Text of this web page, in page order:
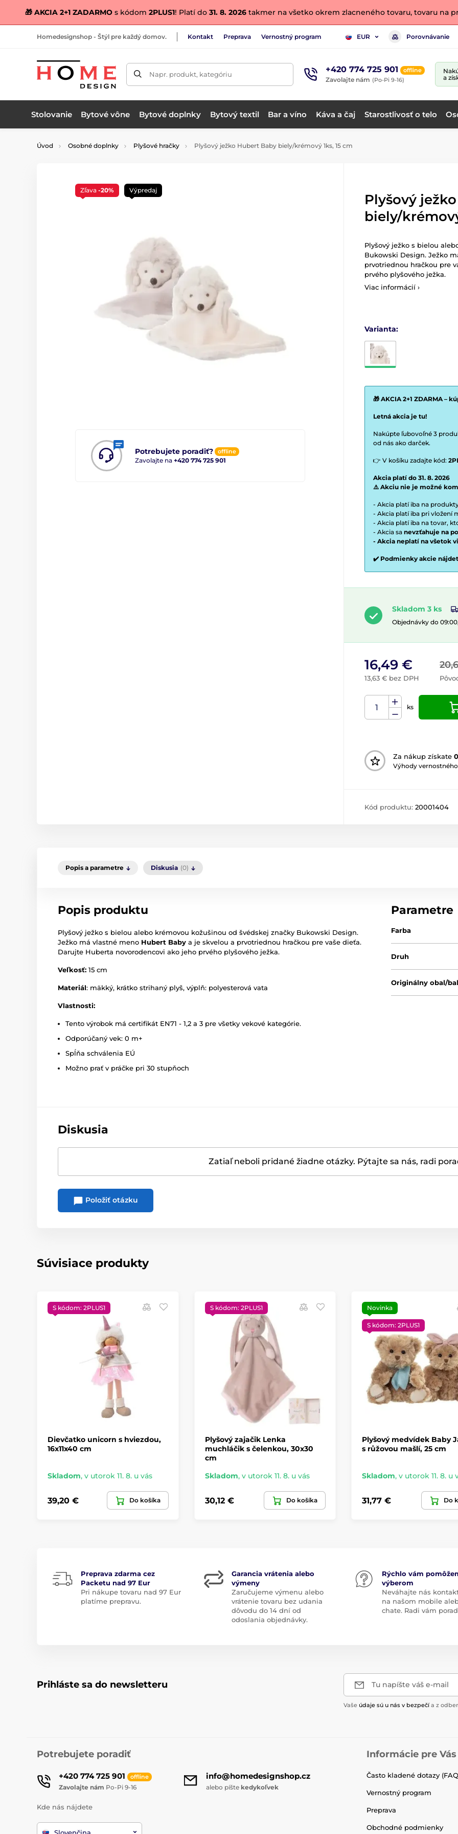
🎁 AKCIA 2+1 ZADARMO s kódom 2PLUS1! Platí do 31. 8. 2026 takmer na všetko okrem zlacneného tovaru, tovaru na
Homedesignshop - Štýl pre každý domov. Kontakt Preprava Vernostný program EUR Porovnávanie
Napr. produkt, kategóriu +420 774 725 901 offline
Zavolajte nám (Po-Pi 9-16)
a
Stolovanie Bytové vône Bytové doplnky Bytový textil Bar a víno Káva a čaj Starostlivosť o telo
Úvod Osobné doplnky Plyšové hračky Plyšový ježko Hubert Baby biely/krémový 1ks, 15 cm
Potrebujete poradiť? offline
Zavolajte na +420 774 725 901
Zľava -20% Výpredaj
Plyšový
biely/
Plyšový ježko s bielou
Bukowski Design. Ježko
prvotriednou hračkou pre
prvého plyšového ježka.
Viac informácií ›
Varianta:
🎁 AKCIA 2+1 ZDARMA –
Letná akcia je tu!
Nakúpte ľubovoľné 3
od nás ako darček.
👉 V košíku zadajte kód:
Akcia platí do 31. 8. 2026
⚠️ Akciu nie je možné
- Akcia platí iba na
- Akcia platí iba pri vložení
- Akcia platí iba na tovar,
- Akcia sa nevzťahuje na
- Akcia neplatí na všetok
✔️ Podmienky akcie
Skladom 3 ks
Objednávky do
16,49 €
13,63 € bez DPH
ks
Za nákup získate
Výhody
Kód produktu: 20001404
Popis a parametre Diskusia (0)
Popis produktu
Plyšový ježko s bielou alebo krémovou kožušinou od švédskej značky Bukowski Design.
Ježko má vlastné meno Hubert Baby a je skvelou a prvotriednou hračkou pre vaše dieťa.
Darujte Huberta novorodencovi ako jeho prvého plyšového ježka.
Veľkosť: 15 cm
Materiál: mäkký, krátko strihaný plyš, výplň: polyesterová vata
Vlastnosti:
Tento výrobok má certifikát EN71 - 1,2 a 3 pre všetky vekové kategórie.
Odporúčaný vek: 0 m+
Spĺňa schválenia EÚ
Možno prať v práčke pri 30 stupňoch
Parametre
Farba
Druh
Originálny obal/
Diskusia
Zatiaľ neboli pridané žiadne otázky. Pýtajte sa nás, radi
Položiť otázku
Súvisiace produkty
S kódom: 2PLUS1
Dievčatko unicorn s hviezdou,
16x11x40 cm
Skladom, v utorok 11. 8. u vás
39,20 € Do košíka
S kódom: 2PLUS1
Plyšový zajačik Lenka
muchláčik s čelenkou, 30x30
cm
Skladom, v utorok 11. 8. u vás
30,12 € Do košíka
Novinka
S kódom: 2PLUS1
Plyšový medvídek Baby
s růžovou mašlí, 25 cm
Skladom, v utorok 11. 8. u
31,77 € Do
Preprava zdarma cez
Packetu nad 97 Eur
Pri nákupe tovaru nad 97 Eur
platíme prepravu.
Garancia vrátenia alebo
výmeny
Zaručujeme výmenu alebo
vrátenie tovaru bez udania
dôvodu do 14 dní od
odoslania objednávky.
Rýchlo vám
výberom
Neváhajte nás
na našom mobile
chate. Radi vám
Prihláste sa do newsletteru Tu napíšte váš e-mail
Vaše údaje sú u nás v bezpečí a z
Potrebujete poradiť
+420 774 725 901 offline
Zavolajte nám Po-Pi 9-16
info@homedesignshop.cz
alebo píšte kedykoľvek
Kde nás nájdete
Slovenčina
Informácie pre Vás
Často kladené dotazy
Vernostný program
Preprava
Obchodné podmienky